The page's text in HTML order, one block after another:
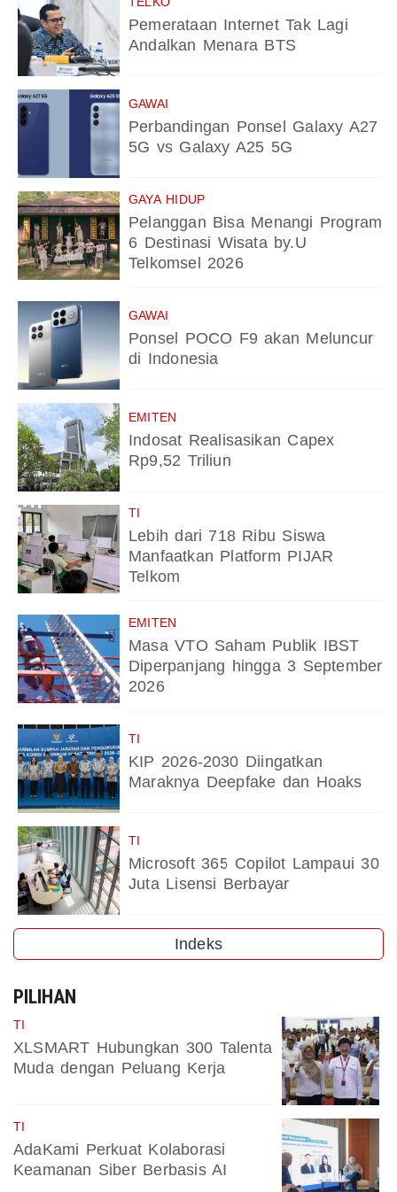
Pemerataan Internet Tak Lagi
Andalkan Menara BTS
GAWAI
Perbandingan Ponsel Galaxy A27
5G vs Galaxy A25 5G
GAYA HIDUP
Pelanggan Bisa Menangi Program
6 Destinasi Wisata by.U
Telkomsel 2026
GAWAI
Ponsel POCO F9 akan Meluncur
di Indonesia
EMITEN
Indosat Realisasikan Capex
Rp9,52 Triliun
TI
Lebih dari 718 Ribu Siswa
Manfaatkan Platform PIJAR
Telkom
EMITEN
Masa VTO Saham Publik IBST
Diperpanjang hingga 3 September
2026
TI
KIP 2026-2030 Diingatkan
Maraknya Deepfake dan Hoaks
TI
Microsoft 365 Copilot Lampaui 30
Juta Lisensi Berbayar
Indeks
PILIHAN
TI
XLSMART Hubungkan 300 Talenta
Muda dengan Peluang Kerja
TI
AdaKami Perkuat Kolaborasi
Keamanan Siber Berbasis AI